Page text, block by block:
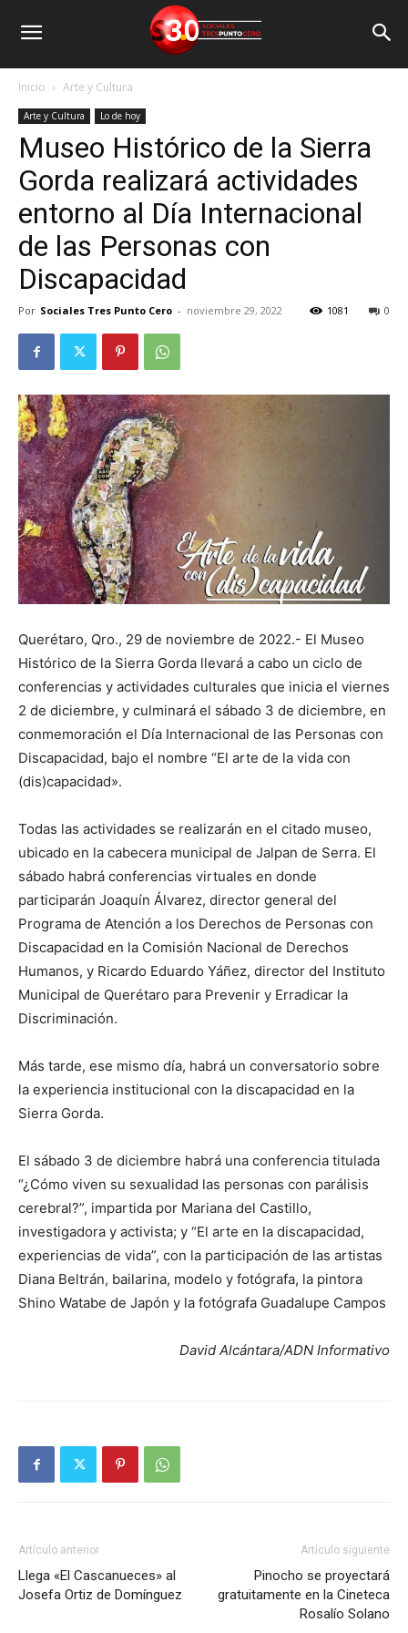
Inicio Arte y Cultura
Arte y Cultura Lo de hoy
Museo Histórico de la Sierra
Gorda realizará actividades
entorno al Día Internacional
de las Personas con
Discapacidad
Por Sociales Tres Punto Cero - noviembre 29, 2022 0
1081
Querétaro, Qro., 29 de noviembre de 2022.- El Museo
Histórico de la Sierra Gorda llevará a cabo un ciclo de
conferencias y actividades culturales que inicia el viernes
2 de diciembre, y culminará el sábado 3 de diciembre, en
conmemoración el Día Internacional de las Personas con
Discapacidad, bajo el nombre “El arte de la vida con
(dis)capacidad».
Todas las actividades se realizarán en el citado museo,
ubicado en la cabecera municipal de Jalpan de Serra. El
sábado habrá conferencias virtuales en donde
participarán Joaquín Álvarez, director general del
Programa de Atención a los Derechos de Personas con
Discapacidad en la Comisión Nacional de Derechos
Humanos, y Ricardo Eduardo Yáñez, director del Instituto
Municipal de Querétaro para Prevenir y Erradicar la
Discriminación.
Más tarde, ese mismo día, habrá un conversatorio sobre
la experiencia institucional con la discapacidad en la
Sierra Gorda.
El sábado 3 de diciembre habrá una conferencia titulada
“¿Cómo viven su sexualidad las personas con parálisis
cerebral?”, impartida por Mariana del Castillo,
investigadora y activista; y “El arte en la discapacidad,
experiencias de vida”, con la participación de las artistas
Diana Beltrán, bailarina, modelo y fotógrafa, la pintora
Shino Watabe de Japón y la fotógrafa Guadalupe Campos
David Alcántara/ADN Informativo
Artículo anterior
Llega «El Cascanueces» al
Josefa Ortiz de Domínguez
Artículo siguiente
Pinocho se proyectará
gratuitamente en la Cineteca
Rosalío Solano